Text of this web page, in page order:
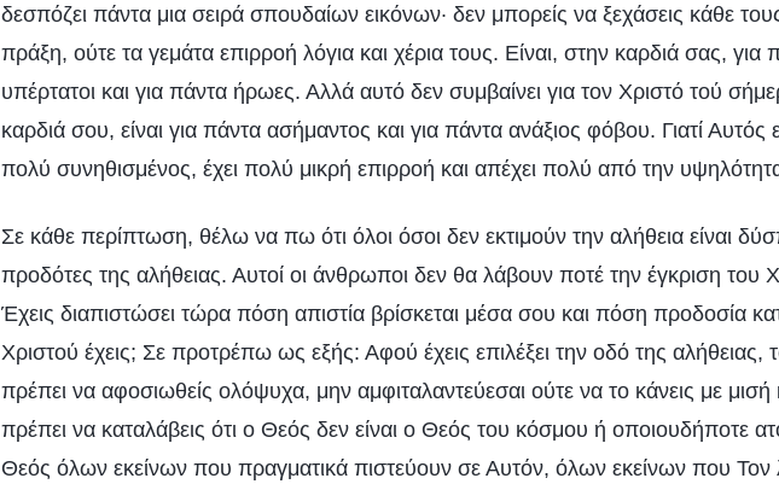
δεσπόζει πάντα μια σειρά σπουδαίων εικόνων· δεν μπορείς να ξεχάσεις κάθε
πράξη, ούτε τα γεμάτα επιρροή λόγια και χέρια τους. Είναι, στην καρδιά σας, για
υπέρτατοι και για πάντα ήρωες. Αλλά αυτό δεν συμβαίνει για τον Χριστό τού
καρδιά σου, είναι για πάντα ασήμαντος και για πάντα ανάξιος φόβου. Γιατί Αυτός
πολύ συνηθισμένος, έχει πολύ μικρή επιρροή και απέχει πολύ από την
Σε κάθε περίπτωση, θέλω να πω ότι όλοι όσοι δεν εκτιμούν την αλήθεια είναι
προδότες της αλήθειας. Αυτοί οι άνθρωποι δεν θα λάβουν ποτέ την έγκριση του
Έχεις διαπιστώσει τώρα πόση απιστία βρίσκεται μέσα σου και πόση προδοσία
Χριστού έχεις; Σε προτρέπω ως εξής: Αφού έχεις επιλέξει την οδό της αλήθειας,
πρέπει να αφοσιωθείς ολόψυχα, μην αμφιταλαντεύεσαι ούτε να το κάνεις με
πρέπει να καταλάβεις ότι ο Θεός δεν είναι ο Θεός του κόσμου ή οποιουδήποτε
Θεός όλων εκείνων που πραγματικά πιστεύουν σε Αυτόν, όλων εκείνων που Τον